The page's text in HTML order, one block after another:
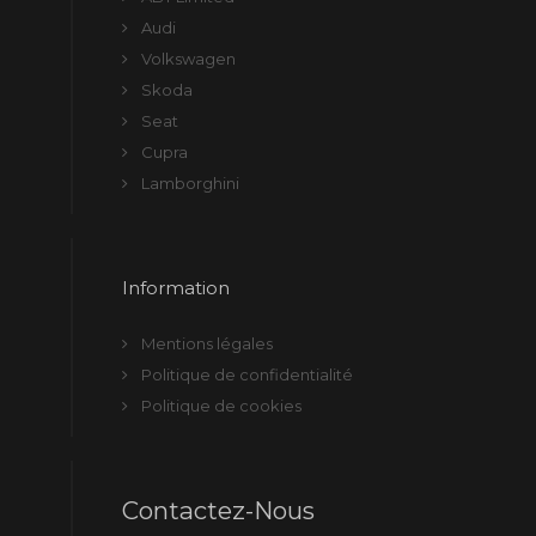
Audi
Volkswagen
Skoda
Seat
Cupra
Lamborghini
Information
Mentions légales
Politique de confidentialité
Politique de cookies
Contactez-Nous